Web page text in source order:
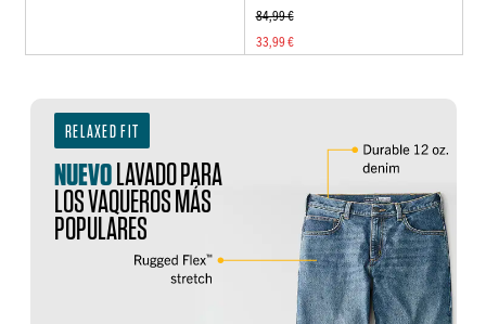
84,99 €
33,99 €
RELAXED FIT
NUEVOLAVADO PARA
LOS VAQUEROS MÁS
POPULARES